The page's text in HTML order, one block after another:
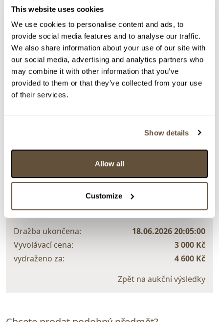
This website uses cookies
We use cookies to personalise content and ads, to
provide social media features and to analyse our traffic.
We also share information about your use of our site with
our social media, advertising and analytics partners who
may combine it with other information that you’ve
provided to them or that they’ve collected from your use
of their services.
Show details
Allow all
Customize
Detail položky
..
159567. Jan Žižka- Originální dýka z filmu+Výpravná
kniha Jan Žižka a filmové dispozice
Dražba ukončena:
18.06.2026 20:05:00
Vyvolávací cena:
3 000 Kč
vydraženo za:
4 600 Kč
Zpět na aukční výsledky